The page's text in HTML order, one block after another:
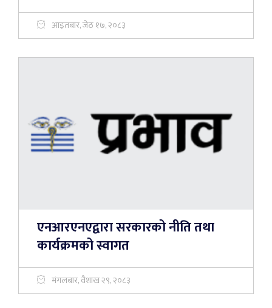
आइतबार, जेठ १७, २०८३
एनआरएनएद्वारा सरकारको नीति तथा
कार्यक्रमको स्वागत
मंगलबार, वैशाख २९, २०८३